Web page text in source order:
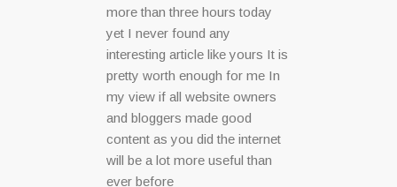
more than three hours today
yet I never found any
interesting article like yours It is
pretty worth enough for me In
my view if all website owners
and bloggers made good
content as you did the internet
will be a lot more useful than
ever before